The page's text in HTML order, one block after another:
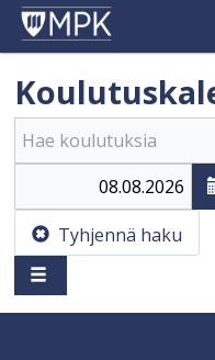
Tyhjennä haku